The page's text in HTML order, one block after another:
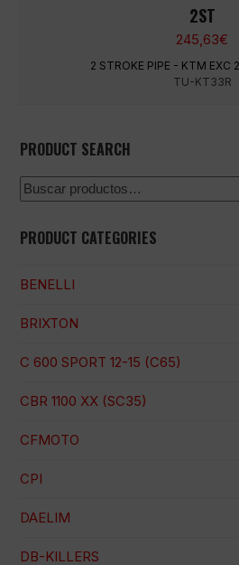
2ST
245,63€
2 STROKE PIPE - KTM
TU-KT33R
PRODUCT SEARCH
PRODUCT CATEGORIES
BENELLI
BRIXTON
C 600 SPORT 12-15 (C65)
CBR 1100 XX (SC35)
CFMOTO
CPI
DAELIM
DB-KILLERS